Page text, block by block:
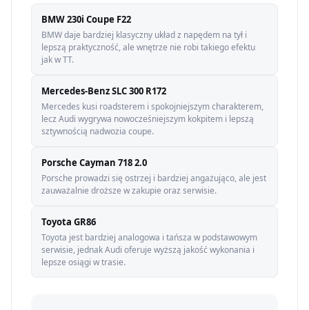
BMW 230i Coupe F22
BMW daje bardziej klasyczny układ z napędem na tył i
lepszą praktyczność, ale wnętrze nie robi takiego efektu
jak w TT.
Mercedes-Benz SLC 300 R172
Mercedes kusi roadsterem i spokojniejszym charakterem,
lecz Audi wygrywa nowocześniejszym kokpitem i lepszą
sztywnością nadwozia coupe.
Porsche Cayman 718 2.0
Porsche prowadzi się ostrzej i bardziej angażująco, ale jest
zauważalnie droższe w zakupie oraz serwisie.
Toyota GR86
Toyota jest bardziej analogowa i tańsza w podstawowym
serwisie, jednak Audi oferuje wyższą jakość wykonania i
lepsze osiągi w trasie.